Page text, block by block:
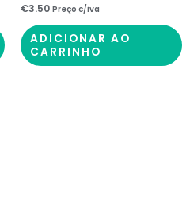
€3.50 Preço c/iva
ADICIONAR AO
CARRINHO